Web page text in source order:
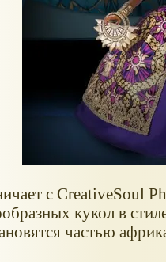
с CreativeSoul
кукол в
частью